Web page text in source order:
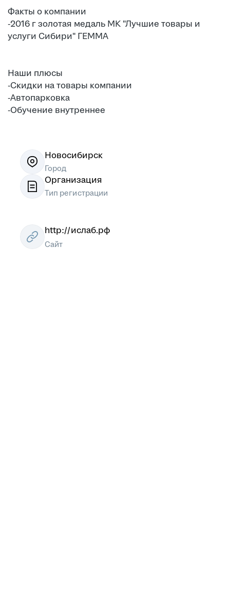
Факты о компании
-2016 г золотая медаль МК "Лучшие товары и
услуги Сибири" ГЕММА
Наши плюсы
-Скидки на товары компании
-Автопарковка
-Обучение внутреннее
Новосибирск
Город
Организация
Тип регистрации
http://ислаб.рф
Сайт